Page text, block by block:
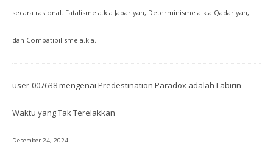
secara rasional. Fatalisme a.k.a Jabariyah, Determinisme a.k.a Qadariyah,
dan Compatibilisme a.k.a…
user-007638mengenai Predestination Paradox adalah Labirin
Waktu yang Tak Terelakkan
Desember 24, 2024